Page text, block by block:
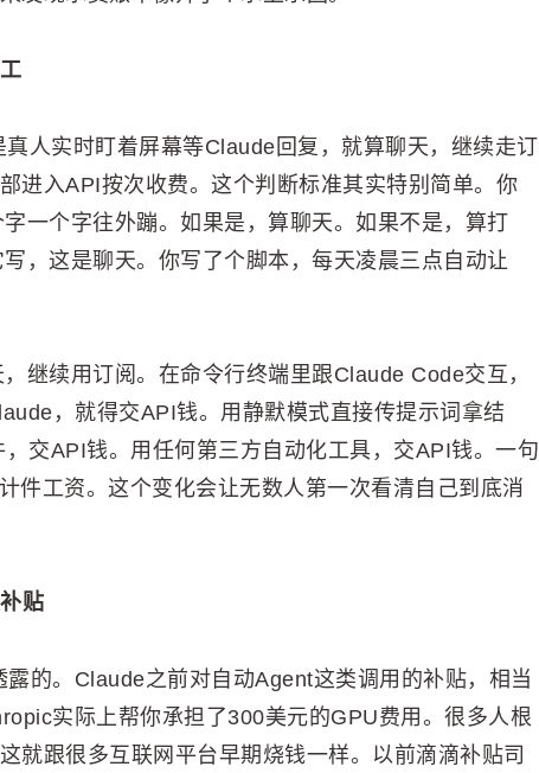
人实时盯着屏幕等Claude回复，就算聊天，继续走订
进入API按次收费。这个判断标准其实特别简单。你
一个字往外蹦。如果是，算聊天。如果不是，算打
，这是聊天。你写了个脚本，每天凌晨三点自动让
继续用订阅。在命令行终端里跟Claude Code交互，
，就得交API钱。用静默模式直接传提示词拿结
交API钱。用任何第三方自动化工具，交API钱。一句
件工资。这个变化会让无数人第一次看清自己到底消
贴
的。Claude之前对自动Agent这类调用的补贴，相当
实际上帮你承担了300美元的GPU费用。很多人根
就跟很多互联网平台早期烧钱一样。以前滴滴补贴司